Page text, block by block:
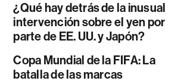
¿Qué hay detrás de la inusual
intervención sobre el yen por
parte de EE. UU. y Japón?
Copa Mundial de la FIFA: La
batalla de las marcas